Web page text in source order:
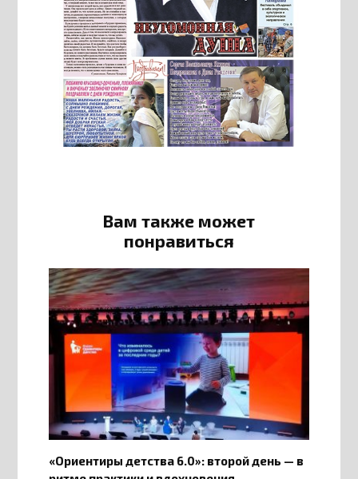
Вам также может
понравиться
«Ориентиры детства 6.0»: второй день — в